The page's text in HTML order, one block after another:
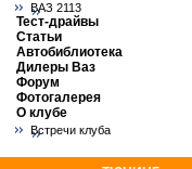
ВАЗ 2113
Тест-драйвы
Статьи
Автобиблиотека
Дилеры Ваз
Форум
Фотогалерея
О клубе
Встречи клуба